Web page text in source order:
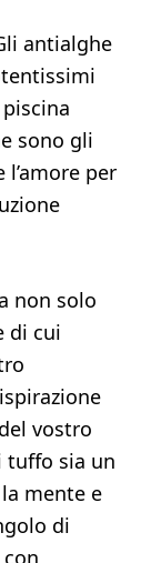
antialghe
sono gli
per
non solo
di cui
vostro
tuffo sia un
mente e
di